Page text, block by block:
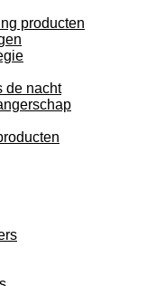
producten
de nacht